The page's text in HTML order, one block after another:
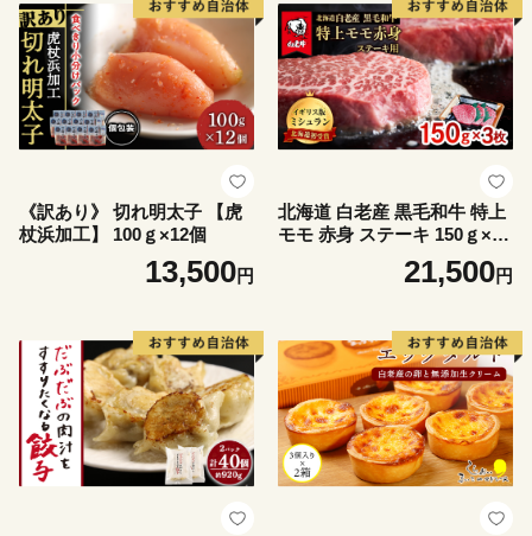
《訳あり》 切れ明太子 【虎
杖浜加工】 100ｇ×12個
13,500円
北海道 白老産 黒毛和牛 特上
モモ 赤身 ステーキ 150ｇ×3
21,500円